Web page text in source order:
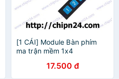
[1 CÁI] Module Bàn phím
ma trận mềm 1x4
17.500 đ